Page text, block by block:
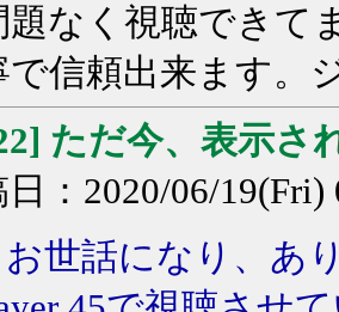
題なく視聴できて
で信頼出来ます。
ただ今、表示さ
日：2020/06/
世話になり、あ